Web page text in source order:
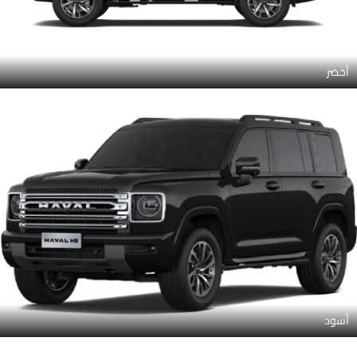
أخضر
أسود